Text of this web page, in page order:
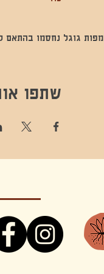
מפות גוגל נחסמו בהתאם
שתפו